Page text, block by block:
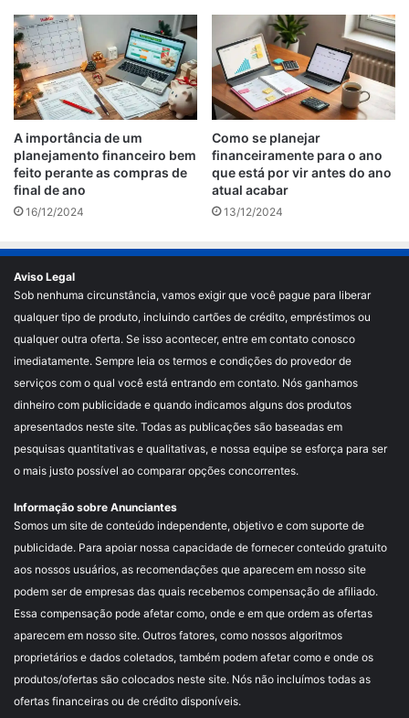
A importância de um
planejamento financeiro bem
feito perante as compras de
final de ano
16/12/2024
Como se planejar
financeiramente para o ano
que está por vir antes do ano
atual acabar
13/12/2024
Aviso Legal
Sob nenhuma circunstância, vamos exigir que você pague para liberar
qualquer tipo de produto, incluindo cartões de crédito, empréstimos ou
qualquer outra oferta. Se isso acontecer, entre em contato conosco
imediatamente. Sempre leia os termos e condições do provedor de
serviços com o qual você está entrando em contato. Nós ganhamos
dinheiro com publicidade e quando indicamos alguns dos produtos
apresentados neste site. Todas as publicações são baseadas em
pesquisas quantitativas e qualitativas, e nossa equipe se esforça para ser
o mais justo possível ao comparar opções concorrentes.
Informação sobre Anunciantes
Somos um site de conteúdo independente, objetivo e com suporte de
publicidade. Para apoiar nossa capacidade de fornecer conteúdo gratuito
aos nossos usuários, as recomendações que aparecem em nosso site
podem ser de empresas das quais recebemos compensação de afiliado.
Essa compensação pode afetar como, onde e em que ordem as ofertas
aparecem em nosso site. Outros fatores, como nossos algoritmos
proprietários e dados coletados, também podem afetar como e onde os
produtos/ofertas são colocados neste site. Nós não incluímos todas as
ofertas financeiras ou de crédito disponíveis.